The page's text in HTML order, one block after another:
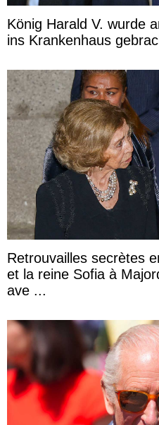
König Harald V. wurde
ins Krankenhaus
Retrouvailles secrètes
et la reine Sofia à
ave ...